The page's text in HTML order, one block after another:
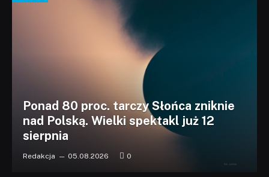
Ponad 80 proc. tarczy Słońca zniknie
nad Polską. Wielki spektakl już 12
sierpnia
Redakcja 05.08.2026 0